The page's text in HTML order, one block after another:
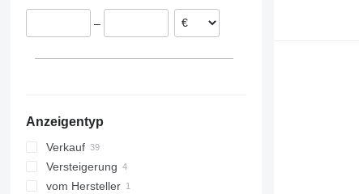
Norwegen
Dänemark
–
Anzeigentyp
Verkauf
Versteigerung
vom Hersteller